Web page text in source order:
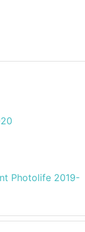
Photolife 2019-